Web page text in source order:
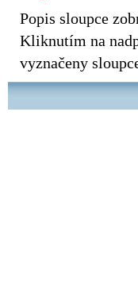
Popis sloupce
Kliknutím na
vyznačeny